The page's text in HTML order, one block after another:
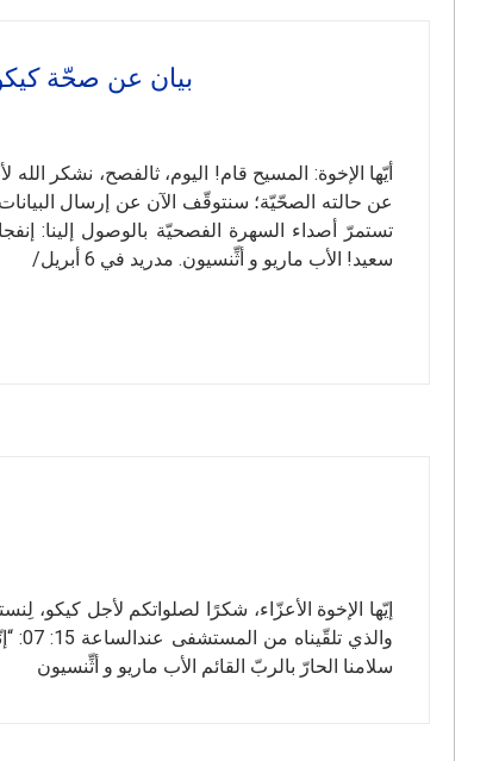
بيان عن صحّة كيكو
أيّها الإخوة: المسيح قام! اليوم، ثالفصح، نشكر
عن حالته الصحّيّة؛ سنتوقّف الآن عن إرسال
تستمرّ أصداء السهرة الفصحيّة بالوصول إلينا:
سعيد! الأب ماريو و أثِّنسيون. مدريد في 6 أبريل/
إيّها الإخوة الأعزّاء، شكرًا لصلواتكم لأجل كيكو،
سلامنا الحارّ بالربّ القائم الأب ماريو و أثِّنسيون